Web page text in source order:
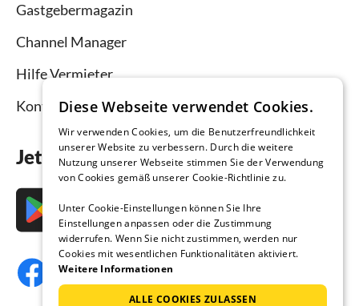
Gastgebermagazin
Channel Manager
Hilfe Vermieter
Kontakt
Jetzt die App downloaden
Diese Webseite verwendet Cookies.
Wir verwenden Cookies, um die Benutzerfreundlichkeit
unserer Website zu verbessern. Durch die weitere
Nutzung unserer Webseite stimmen Sie der Verwendung
von Cookies gemäß unserer Cookie-Richtlinie zu.
Unter Cookie-Einstellungen können Sie Ihre
Einstellungen anpassen oder die Zustimmung
widerrufen. Wenn Sie nicht zustimmen, werden nur
Cookies mit wesentlichen Funktionalitäten aktiviert.
Weitere Informationen
ALLE COOKIES ZULASSEN